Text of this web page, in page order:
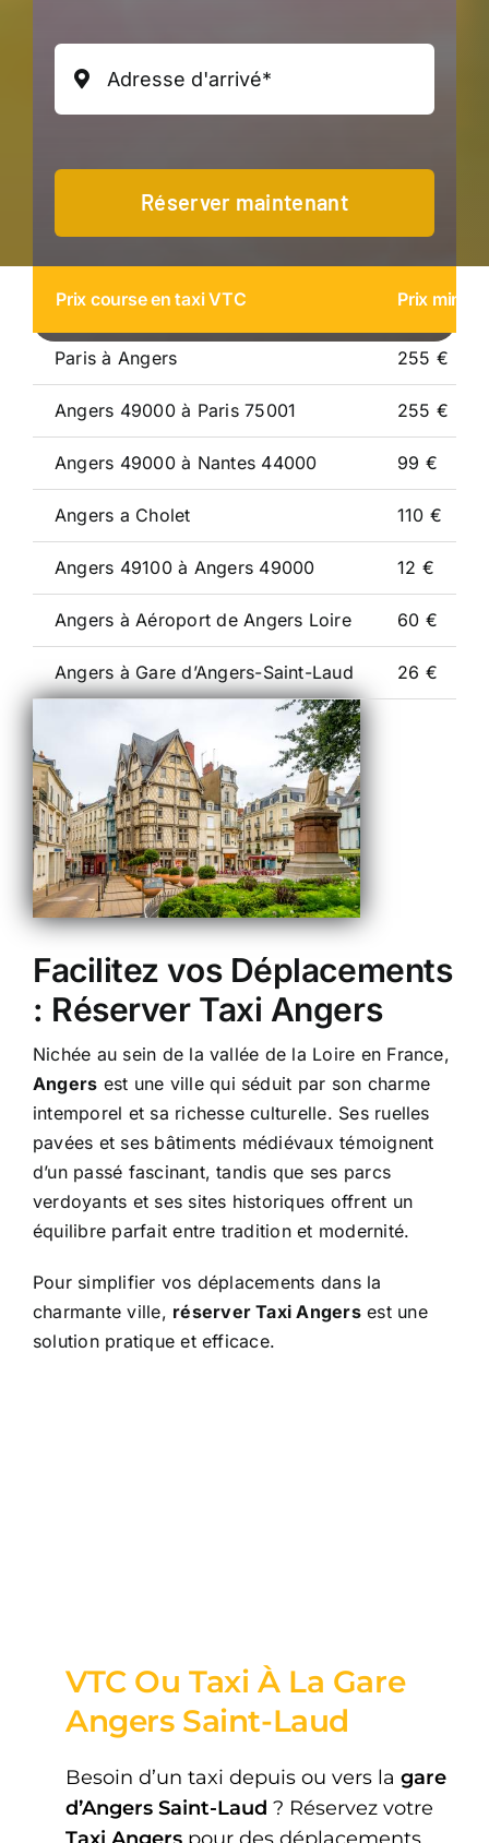
Réserver maintenant
Prix course en taxi VTC Prix
Paris à Angers 255 €
Angers 49000 à Paris 75001 255 €
Angers 49000 à Nantes 44000 99 €
Angers a Cholet 110 €
Angers 49100 à Angers 49000 12 €
Angers à Aéroport de Angers Loire 60 €
Angers à Gare d’Angers-Saint-Laud 26 €
Facilitez vos Déplacements
: Réserver Taxi Angers
Nichée au sein de la vallée de la Loire en France,
Angers est une ville qui séduit par son charme
intemporel et sa richesse culturelle. Ses ruelles
pavées et ses bâtiments médiévaux témoignent
d’un passé fascinant, tandis que ses parcs
verdoyants et ses sites historiques offrent un
équilibre parfait entre tradition et modernité.
Pour simplifier vos déplacements dans la
charmante ville, réserver Taxi Angersest une
solution pratique et efficace.​
VTC Ou Taxi À La Gare
Angers Saint-Laud
Besoin d’un taxi depuis ou vers la gare
d’Angers Saint-Laud ? Réservez votre